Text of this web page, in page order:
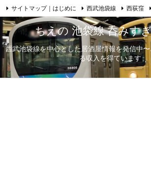
ちえの 池袋線 呑みす
西武池袋線を中心とした居酒屋情報を発信中
る収入を得ています
サイトマップ｜はじめに 西武池袋線 西荻窪
日本酒 歌舞伎 自己紹介 RSS Feedly